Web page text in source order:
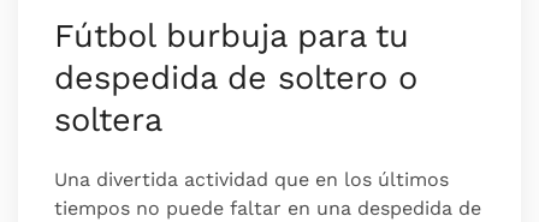
Fútbol burbuja para tu
despedida de soltero o
soltera
Una divertida actividad que en los últimos
tiempos no puede faltar en una despedida de